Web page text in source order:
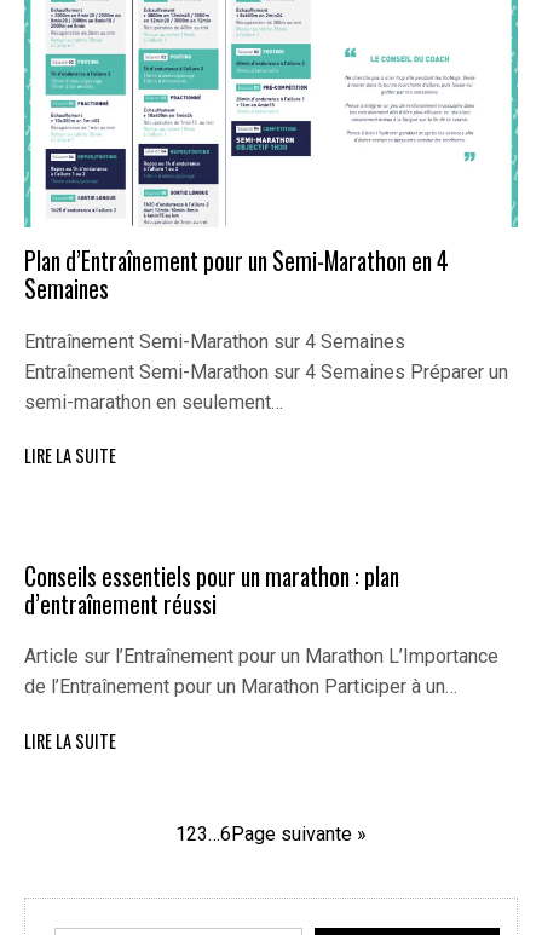
Plan d’Entraînement pour un Semi-Marathon en 4
Semaines
Entraînement Semi-Marathon sur 4 Semaines
Entraînement Semi-Marathon sur 4 Semaines Préparer un
semi-marathon en seulement…
LIRE LA SUITE
Conseils essentiels pour un marathon : plan
d’entraînement réussi
Article sur l’Entraînement pour un Marathon L’Importance
de l’Entraînement pour un Marathon Participer à un…
LIRE LA SUITE
123…6Page suivante »